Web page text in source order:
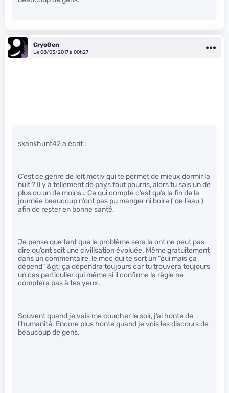
CryoGen
Le 08/03/2017 à 00h27
skankhunt42 a écrit :
C’est ce genre de leit motiv qui te permet de mieux dormir la
nuit ? Il y à tellement de pays tout pourris, alors tu sais un de
plus ou un de moins… Ce qui compte c’est qu’a la fin de la
journée beaucoup n’ont pas pu manger ni boire ( de l’eau )
afin de rester en bonne santé.
Je pense que tant que le problème sera la ont ne peut pas
dire qu’ont soit une civilisation évoluée. Même gratuitement
dans un commentaire, le mec qui te sort un “oui mais ça
dépend” &gt; ça dépendra toujours car tu trouvera toujours
un cas particulier qui même si il confirme la règle ne
comptera pas à tes yeux.
Souvent quand je vais me coucher le soir, j’ai honte de
l’humanité. Encore plus honte quand je vois les discours de
beaucoup de gens.